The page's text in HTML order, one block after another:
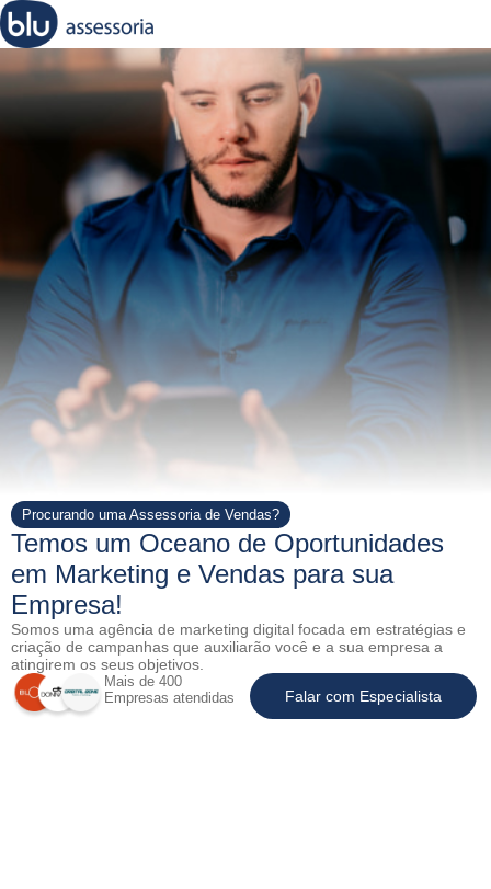
Procurando uma Assessoria de Vendas?
Temos um Oceano de Oportunidades
em Marketing e Vendas para sua
Empresa!
Somos uma agência de marketing digital focada em estratégias e
criação de campanhas que auxiliarão você e a sua empresa a
atingirem os seus objetivos.
Mais de 400
Empresas atendidas
Falar com Especialista